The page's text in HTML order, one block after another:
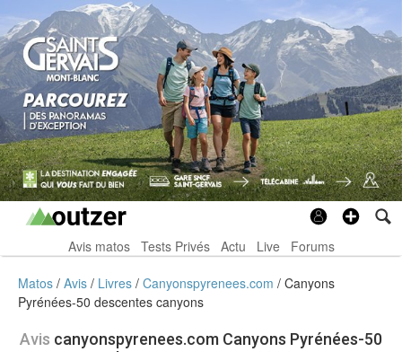
Avis matos Tests Privés Actu Live Forums
Matos Avis Livres Canyonspyrenees.com
Canyons
Pyrénées-50 descentes canyons
Avis canyonspyrenees.com Canyons Pyrénées-50